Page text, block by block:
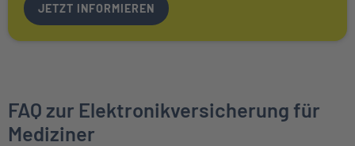
JETZT INFORMIEREN
FAQ zur Elektronikversicherung für
Mediziner